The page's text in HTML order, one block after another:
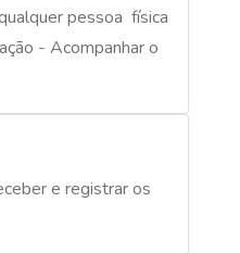
pessoa  física
- Acompanhar o
e registrar os